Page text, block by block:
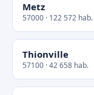
Metz
57000 · 122 572 hab.
Thionville
57100 · 42 658 hab.